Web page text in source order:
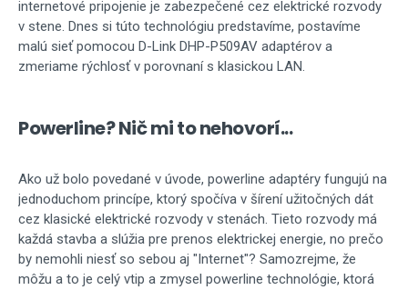
internetové pripojenie je zabezpečené cez elektrické rozvody
v stene. Dnes si túto technológiu predstavíme, postavíme
malú sieť pomocou D-Link DHP-P509AV adaptérov a
zmeriame rýchlosť v porovnaní s klasickou LAN.
Powerline? Nič mi to nehovorí...
Ako už bolo povedané v úvode, powerline adaptéry fungujú na
jednoduchom princípe, ktorý spočíva v šírení užitočných dát
cez klasické elektrické rozvody v stenách. Tieto rozvody má
každá stavba a slúžia pre prenos elektrickej energie, no prečo
by nemohli niesť so sebou aj "Internet"? Samozrejme, že
môžu a to je celý vtip a zmysel powerline technológie, ktorá